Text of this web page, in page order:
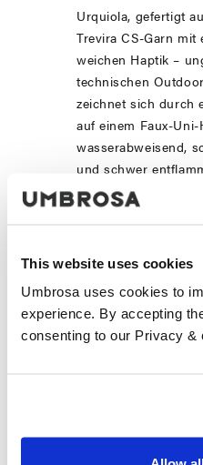
This website uses cookies
Umbrosa uses cookies to
experience. By accepting
consenting to our Privacy &
Urquiola, gefertigt
Trevira CS-Garn mit
weichen Haptik –
technischen
zeichnet sich durch
auf einem Faux-
wasserabweisend,
und schwer
eine hervorragende
Salzwasser und UV-
Eine innovative
Nuancen offenbart
wechselndes,
Sockel: Lavastein
und dem